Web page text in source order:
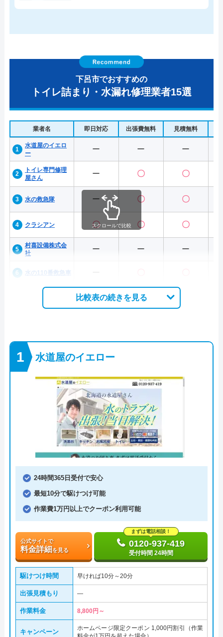
下呂市でおすすめの
トイレ詰まり・水漏れ修理業者15選
業者名 即日対応 出張費無料 見積無料
水道屋のイエロ
ー
ー ー ー
トイレ専門修理
屋さん
ー 〇 〇
水の救急隊 ー 〇 〇
クラシアン 〇 〇 〇
村喜設備株式会
社
ー ー ー
水の110番救急車
スクロールで比較
比較表の続きを見る
水道屋のイエロー
24時間365日受付で安心
最短10分で駆けつけ可能
作業費1万円以上でクーポン利用可能
公式サイトで
料金詳細を見る
まずは電話相談！
0120-937-419
受付時間 24時間
駆けつけ時間 早ければ10分～20分
出張見積もり ―
作業料金 8,800円～
キャンペーン
ホームページ限定クーポン 1,000円割引（作業